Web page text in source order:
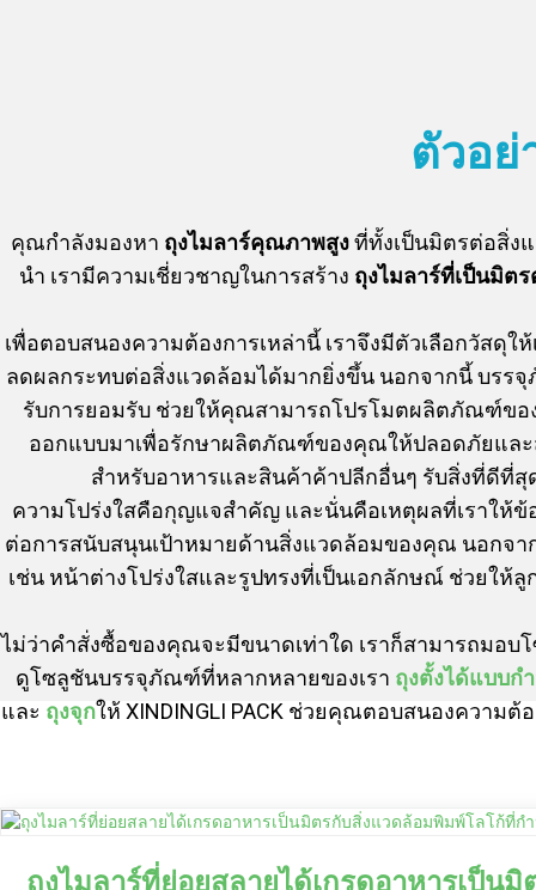
ตัวอย่
คุณกำลังมองหา ถุงไมลาร์คุณภาพสูงที่ทั้งเป็นมิตรต่อสิ่ง
นำ เรามีความเชี่ยวชาญในการสร้าง ถุงไมลาร์ที่เป็นมิต
เพื่อตอบสนองความต้องการเหล่านี้ เราจึงมีตัวเลือกวัสดุ
ลดผลกระทบต่อสิ่งแวดล้อมได้มากยิ่งขึ้น นอกจากนี้ บรร
รับการยอมรับ ช่วยให้คุณสามารถโปรโมตผลิตภัณฑ์ขอ
ออกแบบมาเพื่อรักษาผลิตภัณฑ์ของคุณให้ปลอดภัยและ
สำหรับอาหารและสินค้าค้าปลีกอื่นๆ รับสิ่งที่ดีที่
ความโปร่งใสคือกุญแจสำคัญ และนั่นคือเหตุผลที่เราให้ข้
ต่อการสนับสนุนเป้าหมายด้านสิ่งแวดล้อมของคุณ นอกจ
เช่น หน้าต่างโปร่งใสและรูปทรงที่เป็นเอกลักษณ์ ช่วยใ
ไม่ว่าคำสั่งซื้อของคุณจะมีขนาดเท่าใด เราก็สามารถมอ
ดูโซลูชันบรรจุภัณฑ์ที่หลากหลายของเรา ถุงตั้งได้แบบก
และ ถุงจุกให้ XINDINGLI PACK ช่วยคุณตอบสนองควา
ถุงไมลาร์ที่ย่อยสลายได้เกรดอาหารเป็น